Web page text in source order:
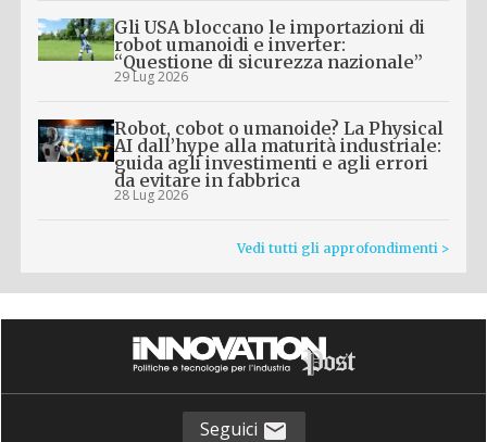
Gli USA bloccano le importazioni di
robot umanoidi e inverter:
“Questione di sicurezza nazionale”
29 Lug 2026
Robot, cobot o umanoide? La Physical
AI dall’hype alla maturità industriale:
guida agli investimenti e agli errori
da evitare in fabbrica
28 Lug 2026
Vedi tutti gli approfondimenti >
Seguici